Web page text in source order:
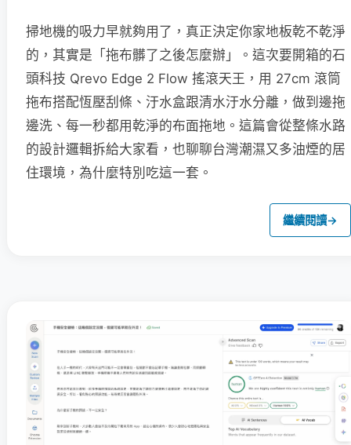
掃地機的吸力早就夠用了，真正決定你家地板乾不乾淨
的，其實是「拖布髒了之後怎麼辦」。這次要開箱的石
頭科技 Qrevo Edge 2 Flow 搖滾天王，用 27cm 滾筒
拖布搭配恆壓刮條、汙水盒跟清水汙水分離，做到邊拖
邊洗、每一秒都用乾淨的布面拖地。這篇會從整條水路
的設計邏輯拆給大家看，也聊聊台灣潮濕又多油煙的居
住環境，為什麼特別吃這一套。
繼續閱讀→